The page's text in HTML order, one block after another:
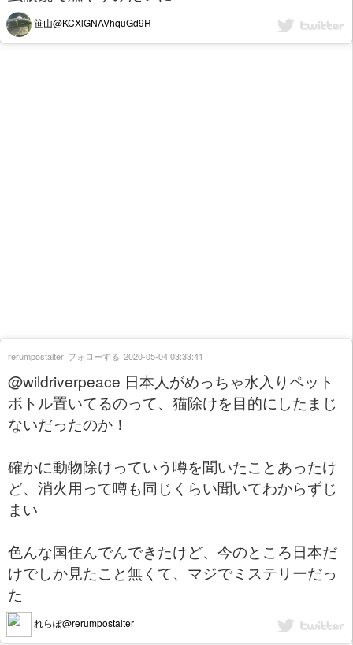
笹山@KCXlGNAVhquGd9R
@wildriverpeace 日本人がめっちゃ水入りペット
ボトル置いてるのって、猫除けを目的にしたまじ
ないだったのか！
確かに動物除けっていう噂を聞いたことあったけ
ど、消火用って噂も同じくらい聞いてわからずじ
まい
色んな国住んでんできたけど、今のところ日本だ
けでしか見たこと無くて、マジでミステリーだっ
た
れらぽ@rerumpostalter
rerumpostalter フォローする 2020-05-04 03:33:41